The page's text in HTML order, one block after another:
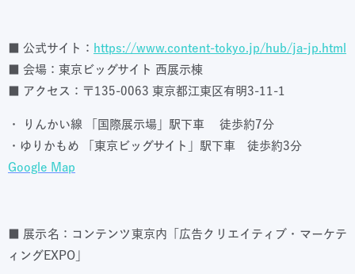
■ 公式サイト： https://www.content-tokyo.jp/hub/ja-jp.html
■ 会場：東京ビッグサイト 西展示棟
■ アクセス：〒135-0063 東京都江東区有明3-11-1
・ りんかい線 「国際展示場」駅下車 徒歩約7分
・ゆりかもめ 「東京ビッグサイト」駅下車 徒歩約3分
Google Map
■ 展示名：コンテンツ東京内「広告クリエイティブ・マーケテ
ィングEXPO」